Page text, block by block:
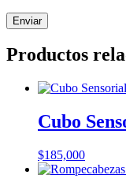
Productos
Cubo
$185,000